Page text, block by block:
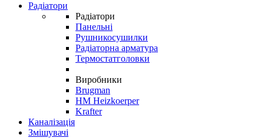
Радіатори
Радіатори
Панельні
Рушникосушилки
Радіаторна арматура
Термостатголовки
Виробники
Brugman
HM Heizkoerper
Krafter
Каналізація
Змішувачі